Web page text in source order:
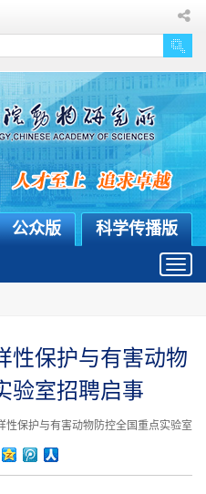
科学传播版
公众版
性保护与有害动物
验室招聘启事
性保护与有害动物防控全国重点实验室